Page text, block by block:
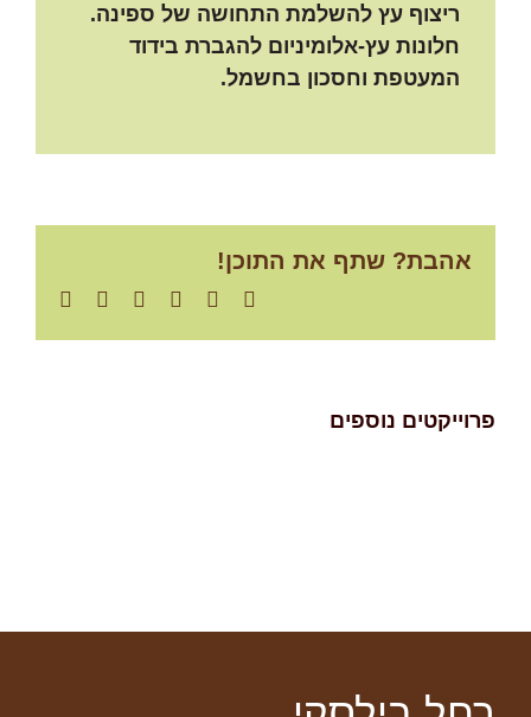
ריצוף עץ להשלמת התחושה של ספינה.
חלונות עץ-אלומיניום להגברת בידוד
המעטפת וחסכון בחשמל.
אהבת? שתף את התוכן!
Facebook
Twitter
Linkedin
Google+
Pinterest
פרוייקטים נוספים